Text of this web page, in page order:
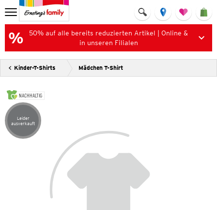
50% auf alle bereits reduzierten Artikel | Online &
in unseren Filialen
Kinder-T-Shirts Mädchen T-Shirt
NACHHALTIG
Artikel leider ausverkauft
Leider
ausverkauft